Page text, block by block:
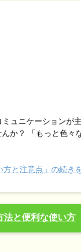
ュニケーションが
か？ 「もっと色々
方と注意点」の続き
法と便利な使い方